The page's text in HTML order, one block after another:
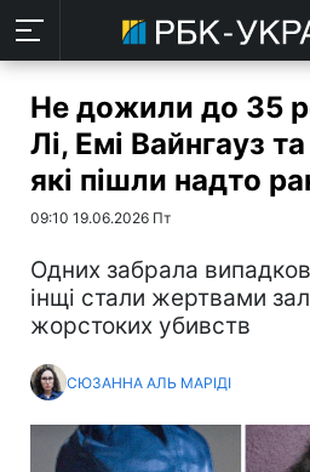
Не дожили до 35
Лі, Емі Вайнгауз та
які пішли надто
09:10 19.06.2026 Пт
Одних забрала
інщі стали жертвами
жорстоких убивств
СЮЗАННА АЛЬ МАРІДІ